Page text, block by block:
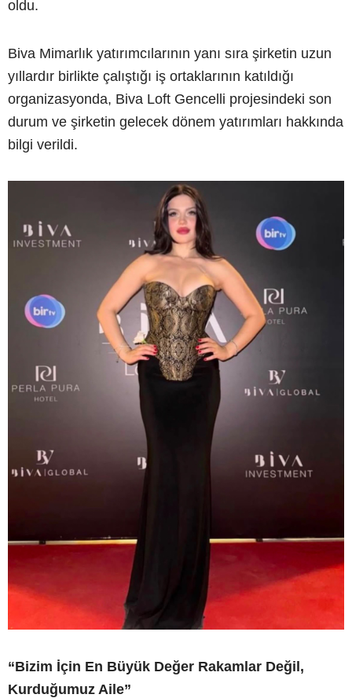
oldu.
Biva Mimarlık yatırımcılarının yanı sıra şirketin uzun
yıllardır birlikte çalıştığı iş ortaklarının katıldığı
organizasyonda, Biva Loft Gencelli projesindeki son
durum ve şirketin gelecek dönem yatırımları hakkında
bilgi verildi.
“Bizim İçin En Büyük Değer Rakamlar Değil,
Kurduğumuz Aile”